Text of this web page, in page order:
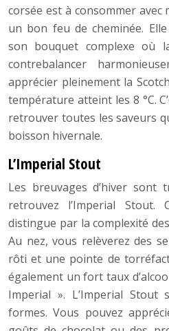
corsée est à consommer
un bon feu de cheminée.
son bouquet complexe où
contrebalancer
apprécier pleinement la
température atteint les 8 °C.
retrouver toutes les saveurs
boisson hivernale.
L’Imperial Stout
Les breuvages d’hiver sont
retrouvez l’Imperial
distingue par la complexité
Au nez, vous relèverez des
rôti et une pointe de
également un fort taux
Imperial ». L’Imperial Stout
formes. Vous pouvez